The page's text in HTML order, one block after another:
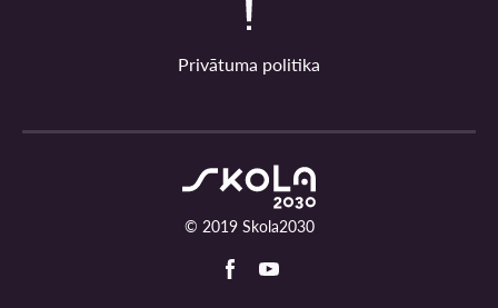
Privātuma politika
© 2019 Skola2030